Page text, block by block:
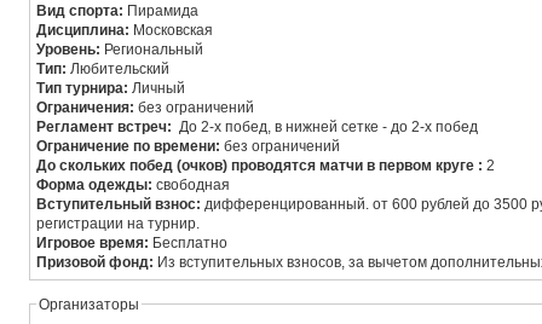
Вид спорта: Пирамида
Дисциплина: Московская
Уровень: Региональный
Тип: Любительский
Тип турнира: Личный
Ограничения:без ограничений
Регламент встреч: До 2-х побед, в нижней сетке - до 2-х побед
Ограничение по времени:без ограничений
До скольких побед (очков) проводятся матчи в первом круге :2
Форма одежды:свободная
Вступительный взнос: дифференцированный. от 600 рублей до 3500
регистрации на турнир.
Игровое время: Бесплатно
Призовой фонд: Из вступительных взносов, за вычетом
Организаторы